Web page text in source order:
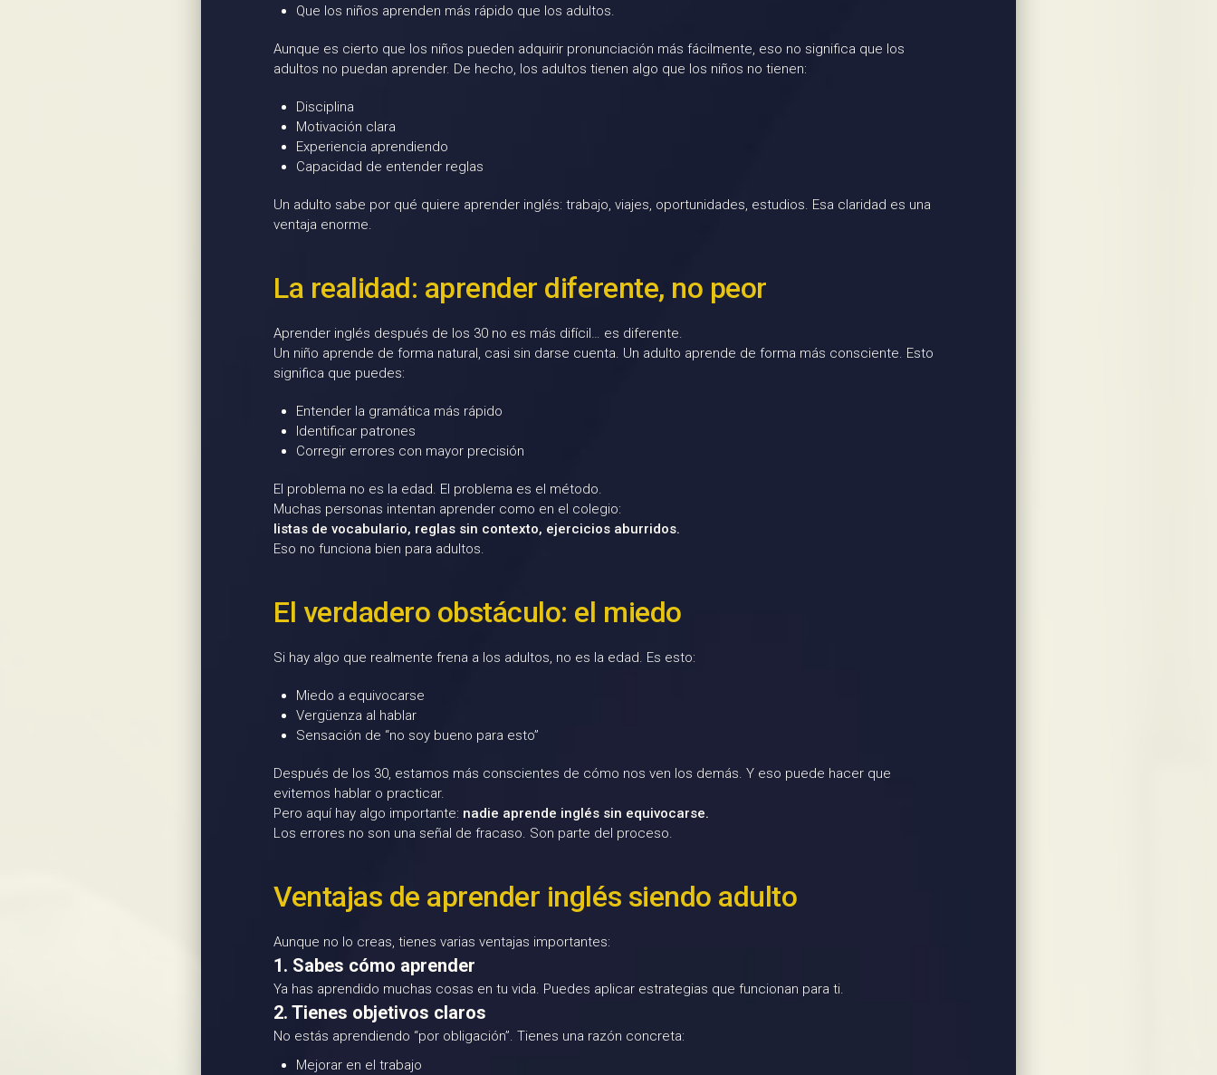
Que los niños aprenden más rápido que los adultos.
Aunque es cierto que los niños pueden adquirir pronunciación más fácilmente, eso no significa que los
adultos no puedan aprender. De hecho, los adultos tienen algo que los niños no tienen:
Disciplina
Motivación clara
Experiencia aprendiendo
Capacidad de entender reglas
Un adulto sabe por qué quiere aprender inglés: trabajo, viajes, oportunidades, estudios. Esa claridad es una
ventaja enorme.
La realidad: aprender diferente, no peor
Aprender inglés después de los 30 no es más difícil… es diferente.
Un niño aprende de forma natural, casi sin darse cuenta. Un adulto aprende de forma más consciente. Esto
significa que puedes:
Entender la gramática más rápido
Identificar patrones
Corregir errores con mayor precisión
El problema no es la edad. El problema es el método.
Muchas personas intentan aprender como en el colegio:
listas de vocabulario, reglas sin contexto, ejercicios aburridos.
Eso no funciona bien para adultos.
El verdadero obstáculo: el miedo
Si hay algo que realmente frena a los adultos, no es la edad. Es esto:
Miedo a equivocarse
Vergüenza al hablar
Sensación de “no soy bueno para esto”
Después de los 30, estamos más conscientes de cómo nos ven los demás. Y eso puede hacer que
evitemos hablar o practicar.
Pero aquí hay algo importante: nadie aprende inglés sin equivocarse.
Los errores no son una señal de fracaso. Son parte del proceso.
Ventajas de aprender inglés siendo adulto
Aunque no lo creas, tienes varias ventajas importantes:
1. Sabes cómo aprender
Ya has aprendido muchas cosas en tu vida. Puedes aplicar estrategias que funcionan para ti.
2. Tienes objetivos claros
No estás aprendiendo “por obligación”. Tienes una razón concreta:
Mejorar en el trabajo